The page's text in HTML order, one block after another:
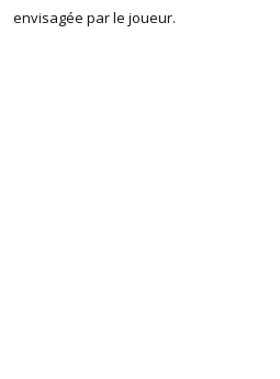
envisagée par le joueur.